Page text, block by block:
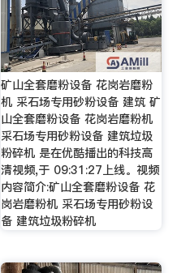
矿山全套磨粉设备 花岗岩磨粉
机 采石场专用砂粉设备 建筑 矿
山全套磨粉设备 花岗岩磨粉机
采石场专用砂粉设备 建筑垃圾
粉碎机 是在优酷播出的科技高
清视频,于 09:31:27上线。视频
内容简介:矿山全套磨粉设备 花
岗岩磨粉机 采石场专用砂粉设
备 建筑垃圾粉碎机